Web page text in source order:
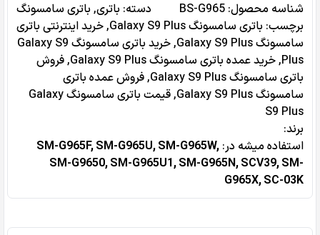
شناسه محصول: BS-G965 دسته: باتری, باتری سامسونگ
برچسب: باتری سامسونگ Galaxy S9 Plus ,خرید اینترنتی باتری
سامسونگ Galaxy S9 Plus
,
خرید باتری سامسونگ Galaxy S9
Plus
,خرید عمده باتری سامسونگ Galaxy S9 Plus ,فروش
باتری سامسونگ Galaxy S9 Plus
,فروش عمده باتری
سامسونگ Galaxy S9 Plus
,
قیمت باتری سامسونگ Galaxy
S9 Plus
برند:
استفاده میشه در‌: SM-G965F, SM-G965U, SM-G965W,
SM-G9650, SM-G965U1, SM-G965N, SCV39, SM-
G965X, SC-03K